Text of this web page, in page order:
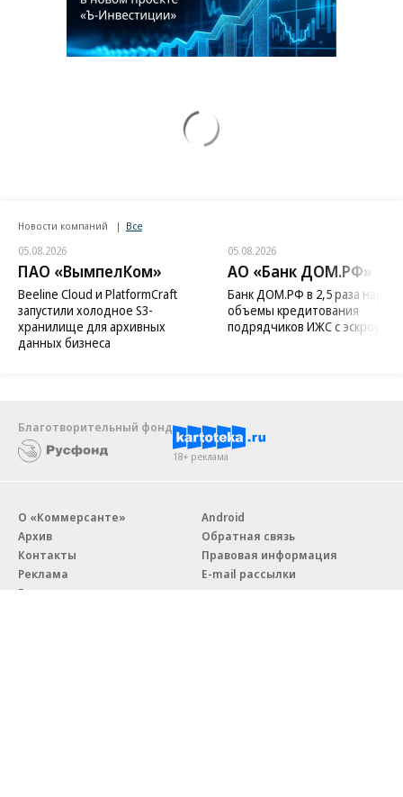
Новости компаний Все
05.08.2026
ПАО «ВымпелКом»
Beeline Cloud и PlatformCraft
запустили холодное S3-
хранилище для архивных
данных бизнеса
05.08.2026
АО «Банк ДОМ.РФ»
Банк ДОМ.РФ в 2,5 раза
объемы кредитования
подрядчиков ИЖС с эскроу
Благотворительный фонд
18+ реклама
О «Коммерсанте»
Архив
Контакты
Реклама
Вакансии
Android
Обратная связь
Правовая информация
E-mail рассылки